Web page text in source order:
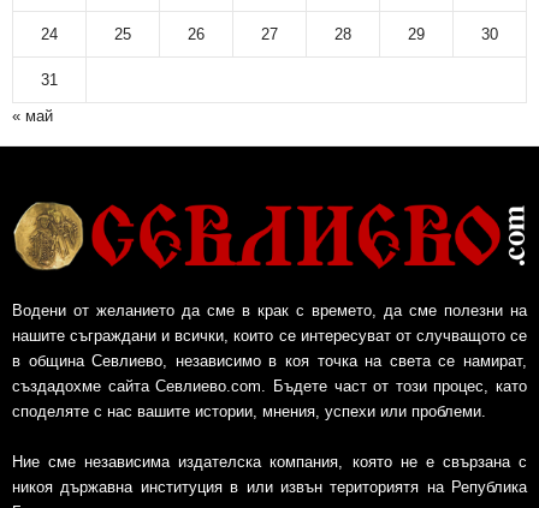
24 25 26 27 28 29 30
31
« май
Водени от желанието да сме в крак с времето, да сме полезни на
нашите съграждани и всички, които се интересуват от случващото се
в община Севлиево, независимо в коя точка на света се намират,
създадохме сайта Севлиево.com. Бъдете част от този процес, като
споделяте с нас вашите истории, мнения, успехи или проблеми.
Ние сме независима издателска компания, която не е свързана с
никоя държавна институция в или извън териториятя на Република